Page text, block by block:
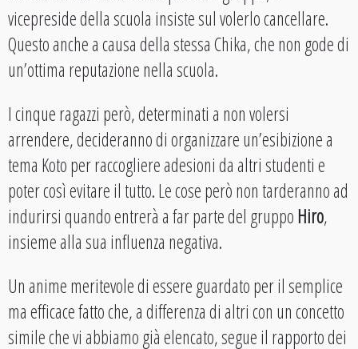
vicepreside della scuola insiste sul volerlo cancellare.
Questo anche a causa della stessa Chika, che non gode di
un’ottima reputazione nella scuola.
I cinque ragazzi però, determinati a non volersi
arrendere, decideranno di organizzare un’esibizione a
tema Koto per raccogliere adesioni da altri studenti e
poter così evitare il tutto. Le cose però non tarderanno ad
indurirsi quando entrerà a far parte del gruppoHiro,
insieme alla sua influenza negativa.
Un anime meritevole di essere guardato per il semplice
ma efficace fatto che, a differenza di altri con un concetto
simile che vi abbiamo già elencato, segue il rapporto dei